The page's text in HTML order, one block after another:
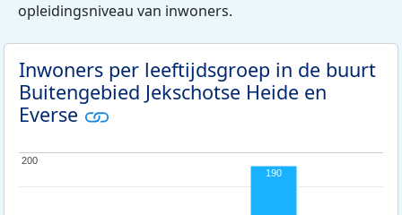
opleidingsniveau van inwoners.
Inwoners per leeftijdsgroep in de buurt
Buitengebied Jekschotse Heide en
Everse
200
200
190